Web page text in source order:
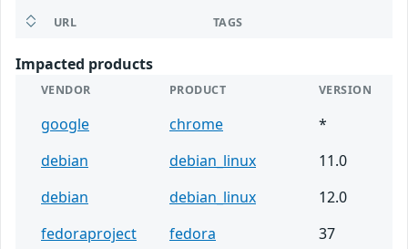
URL TAGS
Impacted products
VENDOR PRODUCT VERSION
google chrome
*
debian
debian_linux
11.0
debian
debian_linux
12.0
fedoraproject
fedora
37